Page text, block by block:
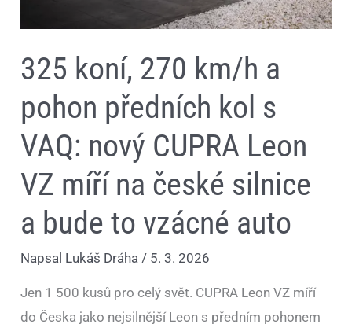
325 koní, 270 km/h a
pohon předních kol s
VAQ: nový CUPRA Leon
VZ míří na české silnice
a bude to vzácné auto
Napsal Lukáš Dráha / 5. 3. 2026
Jen 1 500 kusů pro celý svět. CUPRA Leon VZ míří
do Česka jako nejsilnější Leon s předním pohonem
na
silnice
a
bude
to
vzácné
auto